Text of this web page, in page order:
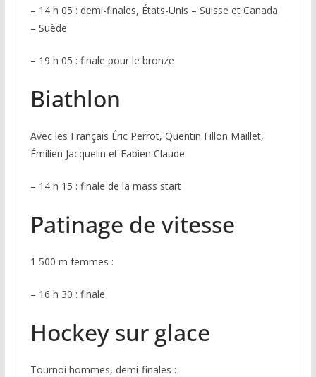
– 14 h 05 : demi-finales, États-Unis – Suisse et Canada
– Suède
– 19 h 05 : finale pour le bronze
Biathlon
Avec les Français Éric Perrot, Quentin Fillon Maillet,
Émilien Jacquelin et Fabien Claude.
– 14 h 15 : finale de la mass start
Patinage de vitesse
1 500 m femmes :
– 16 h 30 : finale
Hockey sur glace
Tournoi hommes, demi-finales :